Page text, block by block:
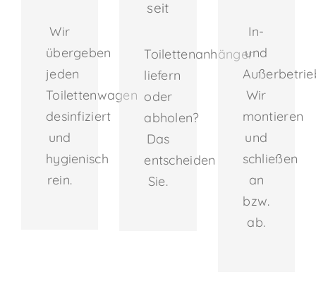
Wir
übergeben
jeden
Toilettenwagen
desinfiziert
und
hygienisch
rein.
Toilettenanhänger
liefern
oder
abholen?
Das
entscheiden
Sie.
In-
und
Wir
montieren
und
schließen
an
bzw.
ab.